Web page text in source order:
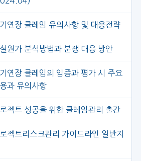
연장 클레임 유의사항 및 대응전략
원가 분석방법과 분쟁 대응 방안
연장 클레임의 입증과 평가 시 주요
과 유의사항
젝트 성공을 위한 클레임관리 출간
젝트리스크관리 가이드라인 일반지